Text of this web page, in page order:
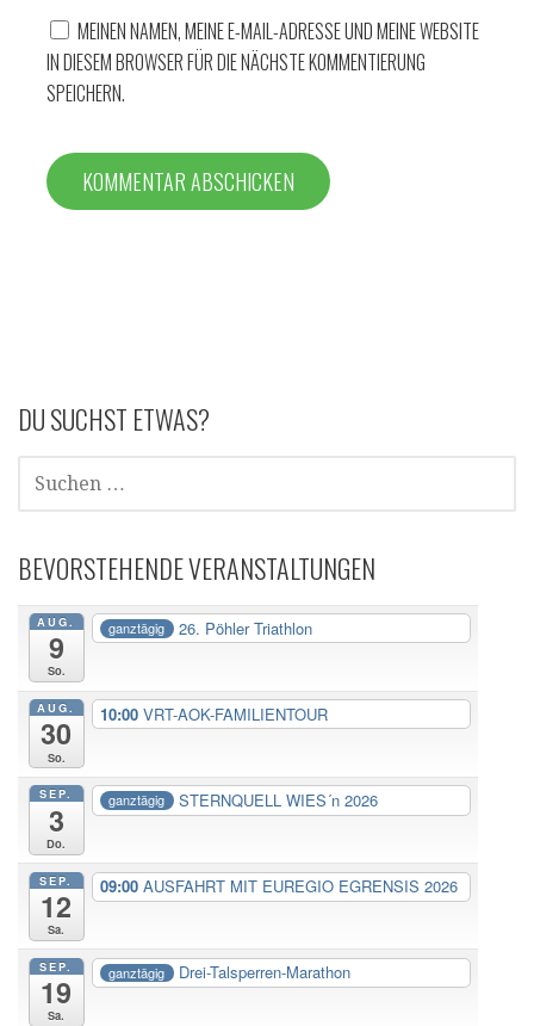
MEINEN NAMEN, MEINE E-MAIL-ADRESSE UND MEINE WEBSITE
IN DIESEM BROWSER FÜR DIE NÄCHSTE KOMMENTIERUNG
SPEICHERN.
DU SUCHST ETWAS?
NACH:
BEVORSTEHENDE VERANSTALTUNGEN
AUG.
9
So.
ganztägig 26. Pöhler Triathlon
AUG.
30
So.
10:00 VRT-AOK-FAMILIENTOUR
SEP.
3
Do.
ganztägig STERNQUELL WIES´n 2026
SEP.
12
Sa.
09:00 AUSFAHRT MIT EUREGIO EGRENSIS 2026
SEP.
19
Sa.
ganztägig Drei-Talsperren-Marathon